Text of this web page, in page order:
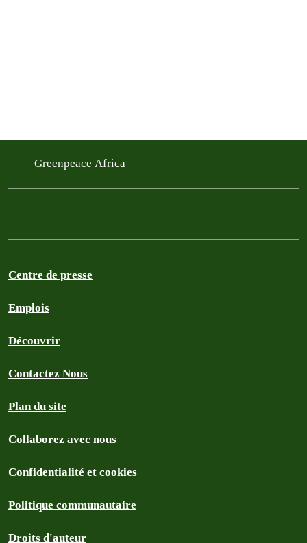
Greenpeace Africa
Centre de presse
Emplois
Découvrir
Contactez Nous
Plan du site
Collaborez avec nous
Confidentialité et cookies
Politique communautaire
Droits d'auteur